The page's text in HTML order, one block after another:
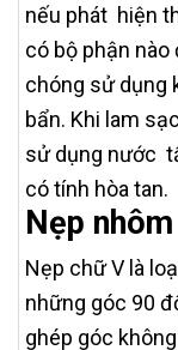
nếu phát hiện
có bộ phận nào
chóng sử dụng
bẩn. Khi lam
sử dụng nước
có tính hòa tan.
Nẹp
Nẹp chữ V là
những góc 90
ghép góc